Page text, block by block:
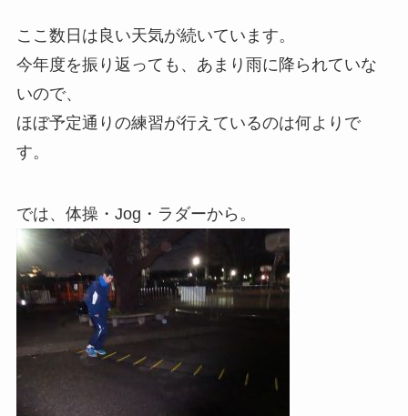
ここ数日は良い天気が続いています。
今年度を振り返っても、あまり雨に降られていな
いので、
ほぼ予定通りの練習が行えているのは何よりで
す。
では、体操・Jog・ラダーから。